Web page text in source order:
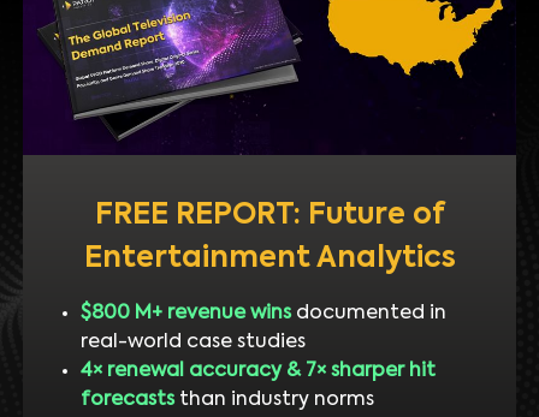
FREE REPORT: Future of
Entertainment Analytics
$800 M+ revenue winsdocumented in
real-world case studies
4× renewal accuracy & 7× sharper hit
forecaststhan industry norms